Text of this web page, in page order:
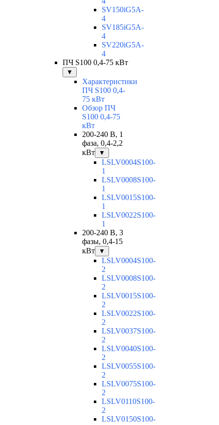
SV150iG5A-
4
SV185iG5A-
4
SV220iG5A-
4
ПЧ S100 0,4-75 кВт
▼
Характеристики
ПЧ S100 0,4-
75 кВт
Обзор ПЧ
S100 0,4-75
кВт
200-240 В, 1
фаза, 0,4-2,2
кВт
▼
LSLV0004S100-
1
LSLV0008S100-
1
LSLV0015S100-
1
LSLV0022S100-
1
200-240 В, 3
фазы, 0,4-15
кВт
▼
LSLV0004S100-
2
LSLV0008S100-
2
LSLV0015S100-
2
LSLV0022S100-
2
LSLV0037S100-
2
LSLV0040S100-
2
LSLV0055S100-
2
LSLV0075S100-
2
LSLV0110S100-
2
LSLV0150S100-